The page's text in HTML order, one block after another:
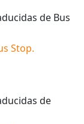
de Bus
Stop.
de